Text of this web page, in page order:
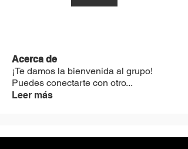
Acerca de
¡Te damos la bienvenida al grupo!
Puedes conectarte con otro...
Leer más